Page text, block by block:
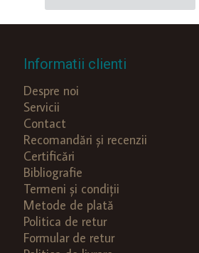
Informatii clienti
Despre noi
Servicii
Contact
Recomandări și recenzii
Certificări
Bibliografie
Termeni și condiții
Metode de plată
Politica de retur
Formular de retur